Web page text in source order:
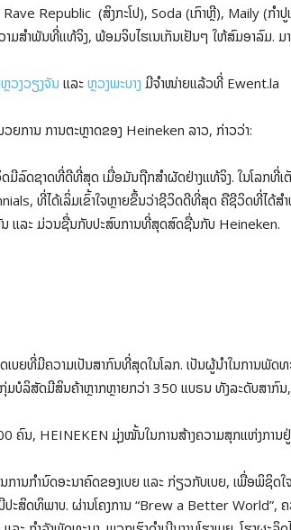
Rave Republic (ສິງກະໂປ), Soda (ເກົາຫຼີ), Maily (
ວາມສໍາພັນທີ່ແທ້ຈິງ, ພ້ອມຈິບໄຮເນເກັນເຢັນໆ ໃຫ້ສົມອາລົມ.
ວງວຽງຈັນ ເເລະ ຫຼວງພະບາງ ມີຈຳໜ່າຍແລ້ວທີ່ Ewent.la
ຍການ ການຕະຫຼາດຂອງ Heineken ລາວ, ກ່າວວ່າ:
ລົດຊາດທີ່ດີທີ່ສຸດ ເມື່ອມັນຖືກສຳຜັດຢ່າງແທ້ຈິງ. ໃນໂລກທີ່ເ
ທີ່ໄດ້ເລິ່ມເຂົ້າໃຈຫຼາຍຂຶ້ນວ່າຊີວິດດີທີ່ສຸດ ຄືຊີວິດທີ່ໄດ້
ແລະ ມ່ວນຊື່ນກັບປະສົບການທີ່ສຸດສົດຊື່ນກັບ Heineken.
ຍທີ່ມີຄວາມເປັນສາກົນທີ່ສຸດໃນໂລກ. ເປັນຜູ້ນຳໃນການພັດທ
ບໍລິສັດມີສິນຄ້າຫຼາກຫຼາຍກວ່າ 350 ແບຣນ ທັງລະດັບສາກົນ
ຄົນ, HEINEKEN ມຸ່ງໝັ້ນໃນການສ້າງຄວາມສຸກແຫ່ງການ
ານກຳນົດອະນາຄົດຂອງເບຍ ແລະ ກ່ຽວກັບເບຍ, ເພື່ອພິຊິດ
ປະສິດທິພາບ. ຜ່ານໂຄງການ “Brew a Better